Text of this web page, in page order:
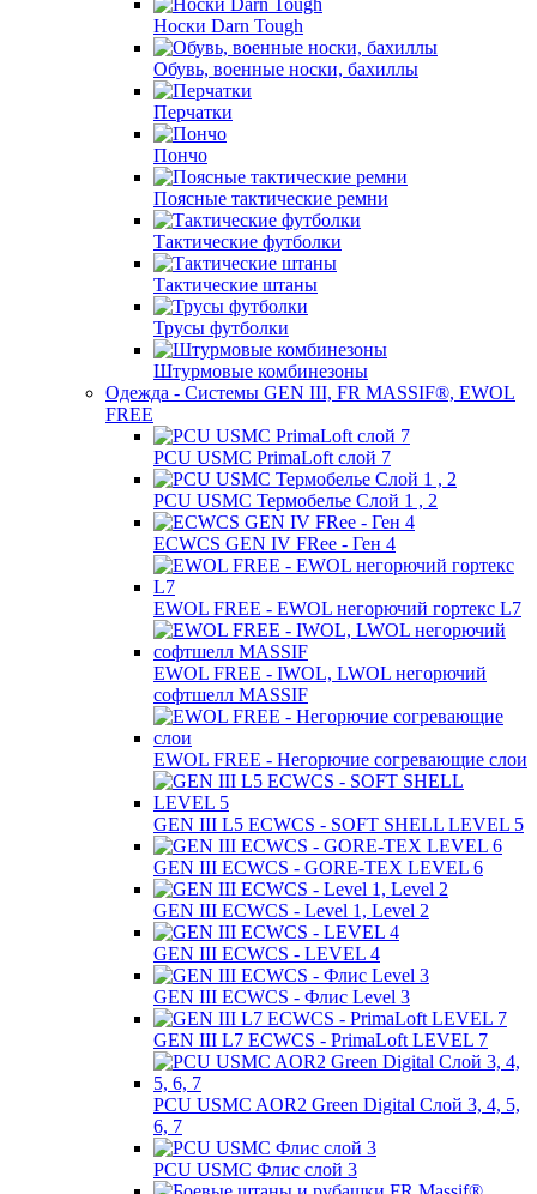
Носки Darn Tough
Обувь, военные носки, бахиллы
Перчатки
Пончо
Поясные тактические ремни
Тактические футболки
Тактические штаны
Трусы футболки
Штурмовые комбинезоны
Одежда - Системы GEN III, FR MASSIF®, EWOL
FREE
PCU USMC PrimaLoft слой 7
PCU USMC Термобелье Слой 1 , 2
ECWCS GEN IV FRee - Ген 4
EWOL FREE - EWOL негорючий гортекс L7
EWOL FREE - IWOL, LWOL негорючий
софтшелл MASSIF
EWOL FREE - Негорючие согревающие слои
GEN III L5 ECWCS - SOFT SHELL LEVEL 5
GEN III ECWCS - GORE-TEX LEVEL 6
GEN III ECWCS - Level 1, Level 2
GEN III ECWCS - LEVEL 4
GEN III ECWCS - Флис Level 3
GEN III L7 ECWCS - PrimaLoft LEVEL 7
PCU USMC AOR2 Green Digital Слой 3, 4, 5,
6, 7
PCU USMC Флис слой 3